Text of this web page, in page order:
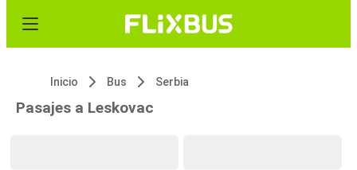
Inicio Bus Serbia
Pasajes a Leskovac